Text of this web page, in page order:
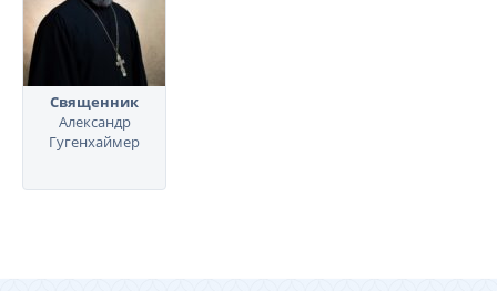
Священник
Александр
Гугенхаймер